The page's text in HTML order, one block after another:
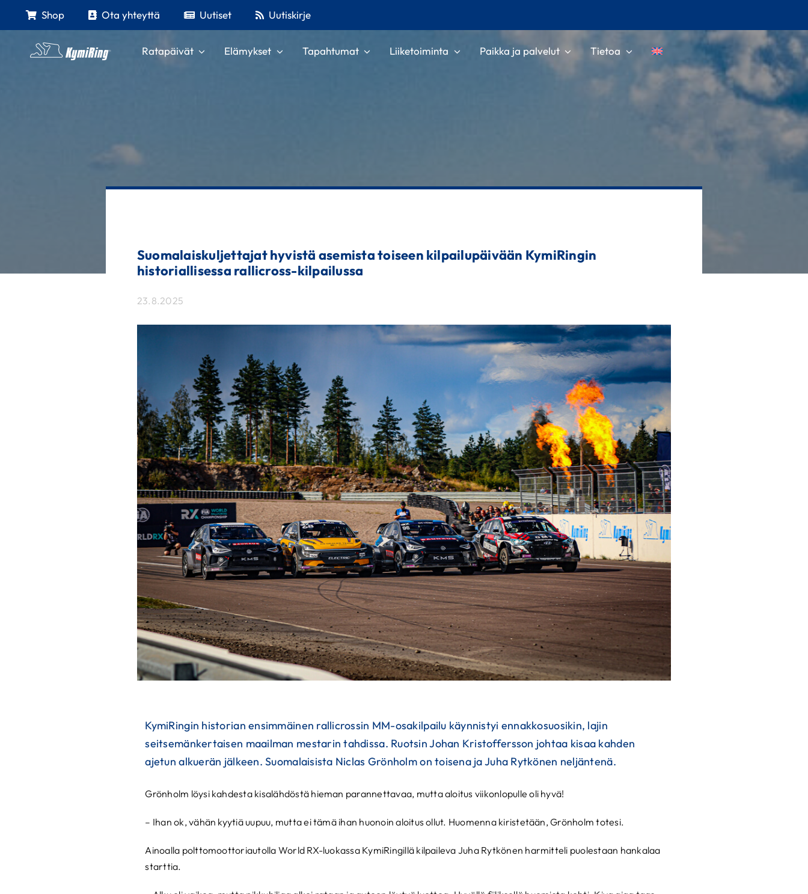
Shop Ota yhteyttä Uutiset Uutiskirje
Ratapäivät Elämykset Tapahtumat Liiketoiminta Paikka ja palvelut Tietoa
Suomalaiskuljettajat hyvistä asemista toiseen kilpailupäivään KymiRingin
historiallisessa rallicross-kilpailussa
23.8.2025
KymiRingin historian ensimmäinen rallicrossin MM-osakilpailu käynnistyi ennakkosuosikin, lajin
seitsemänkertaisen maailman mestarin tahdissa. Ruotsin Johan Kristoffersson johtaa kisaa kahden
ajetun alkuerän jälkeen. Suomalaisista Niclas Grönholm on toisena ja Juha Rytkönen neljäntenä.
Grönholm löysi kahdesta kisalähdöstä hieman parannettavaa, mutta aloitus viikonlopulle oli hyvä!
– Ihan ok, vähän kyytiä uupuu, mutta ei tämä ihan huonoin aloitus ollut. Huomenna kiristetään, Grönholm totesi.
Ainoalla polttomoottoriautolla World RX-luokassa KymiRingillä kilpaileva Juha Rytkönen harmitteli puolestaan hankalaa
starttia.